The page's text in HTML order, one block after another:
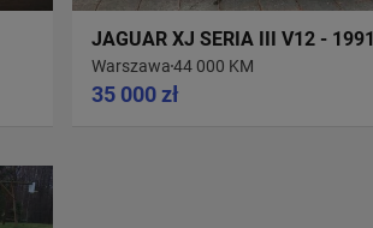
JAGUAR XJ SERIA III V12 - 1991
Warszawa44 000 KM
35 000 zł